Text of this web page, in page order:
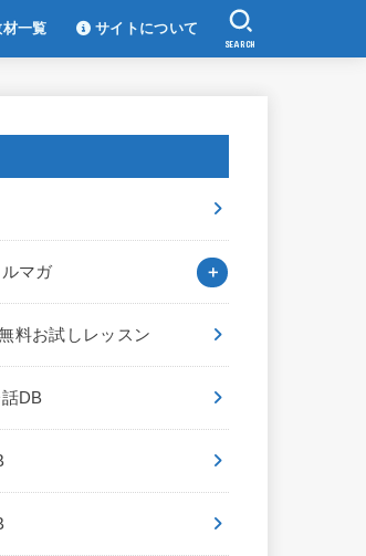
一覧 サイトについて
SEARCH
マガ
料お試しレッスン
DB